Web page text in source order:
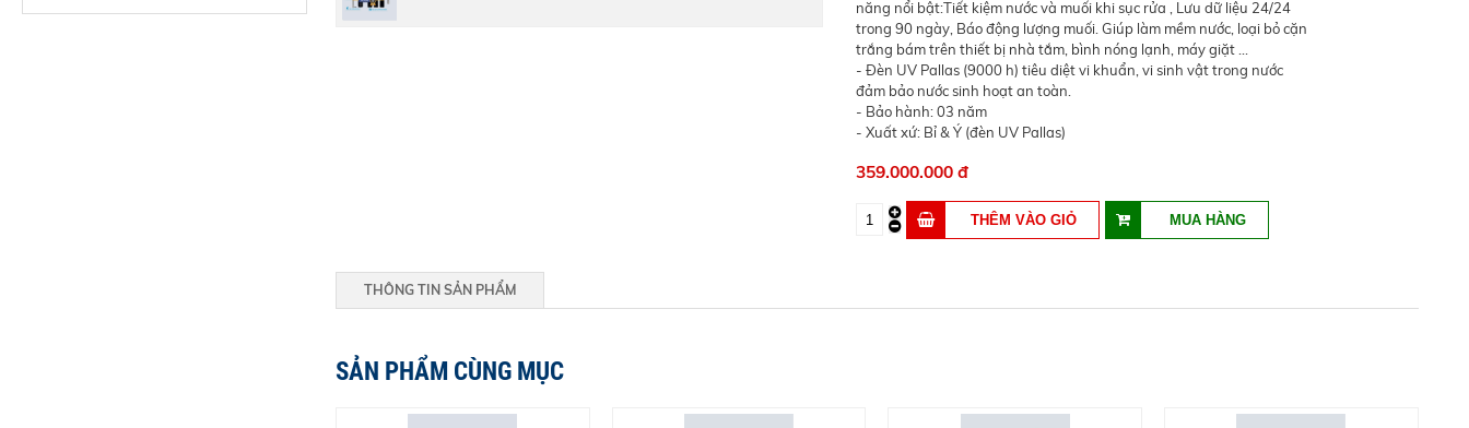
năng nổi bật:Tiết kiệm nước và muối khi sục rửa , Lưu dữ liệu 24/24
trong 90 ngày, Báo động lượng muối. Giúp làm mềm nước, loại bỏ cặn
trắng bám trên thiết bị nhà tắm, bình nóng lạnh, máy giặt …
- Đèn UV Pallas (9000 h) tiêu diệt vi khuẩn, vi sinh vật trong nước
đảm bảo nước sinh hoạt an toàn.
- Bảo hành: 03 năm
- Xuất xứ: Bỉ & Ý (đèn UV Pallas)
359.000.000 đ
THÔNG TIN SẢN PHẨM
SẢN PHẨM CÙNG MỤC